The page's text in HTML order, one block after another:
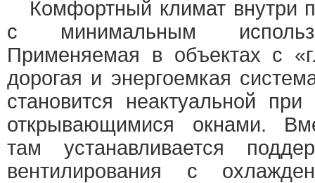
Комфортный климат внутри
с минимальным
Применяемая в объектах с
дорогая и энергоемкая
становится неактуальной
открывающимися окнами.
там устанавливается
вентилирования с